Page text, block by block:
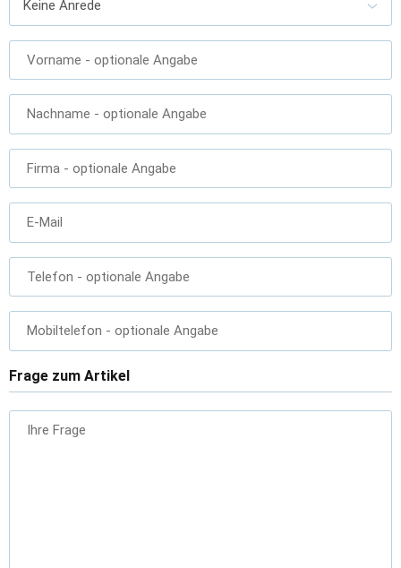
Vorname - optionale Angabe
Nachname - optionale Angabe
Firma - optionale Angabe
E-Mail
Telefon - optionale Angabe
Mobiltelefon - optionale Angabe
Frage zum Artikel
Ihre Frage